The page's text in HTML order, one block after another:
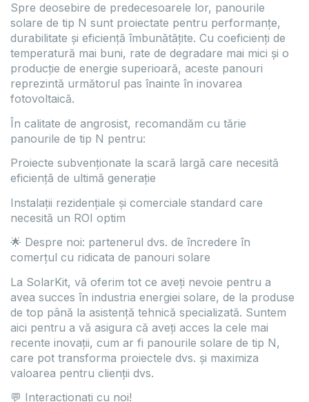
Spre deosebire de predecesoarele lor, panourile
solare de tip N sunt proiectate pentru performanțe,
durabilitate și eficiență îmbunătățite. Cu coeficienți de
temperatură mai buni, rate de degradare mai mici și o
producție de energie superioară, aceste panouri
reprezintă următorul pas înainte în inovarea
fotovoltaică.
În calitate de angrosist, recomandăm cu tărie
panourile de tip N pentru:
Proiecte subvenționate la scară largă care necesită
eficiență de ultimă generație
Instalații rezidențiale și comerciale standard care
necesită un ROI optim
🌟 Despre noi: partenerul dvs. de încredere în
comerțul cu ridicata de panouri solare
La SolarKit, vă oferim tot ce aveți nevoie pentru a
avea succes în industria energiei solare, de la produse
de top până la asistență tehnică specializată. Suntem
aici pentru a vă asigura că aveți acces la cele mai
recente inovații, cum ar fi panourile solare de tip N,
care pot transforma proiectele dvs. și maximiza
valoarea pentru clienții dvs.
💬 Interacționați cu noi!